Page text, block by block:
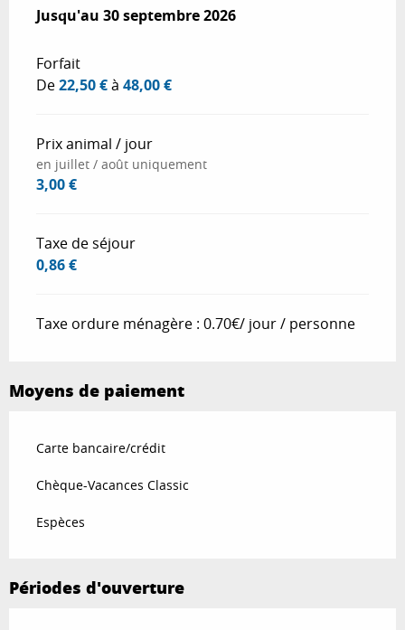
Du25 avril 2026au30 septembre 2026
Jusqu'au 30 septembre 2026
Forfait
De22,50 €à 48,00 €
Prix animal / jour
en juillet / août uniquement
3,00 €
Taxe de séjour
0,86 €
Taxe ordure ménagère : 0.70€/ jour / personne
Moyens de paiement
Carte bancaire/crédit
Chèque-Vacances Classic
Espèces
Périodes d'ouverture